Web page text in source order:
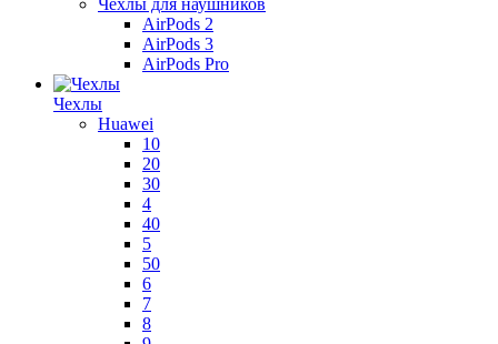
Чехлы для наушников
AirPods 2
AirPods 3
AirPods Pro
Чехлы
Huawei
10
20
30
4
40
5
50
6
7
8